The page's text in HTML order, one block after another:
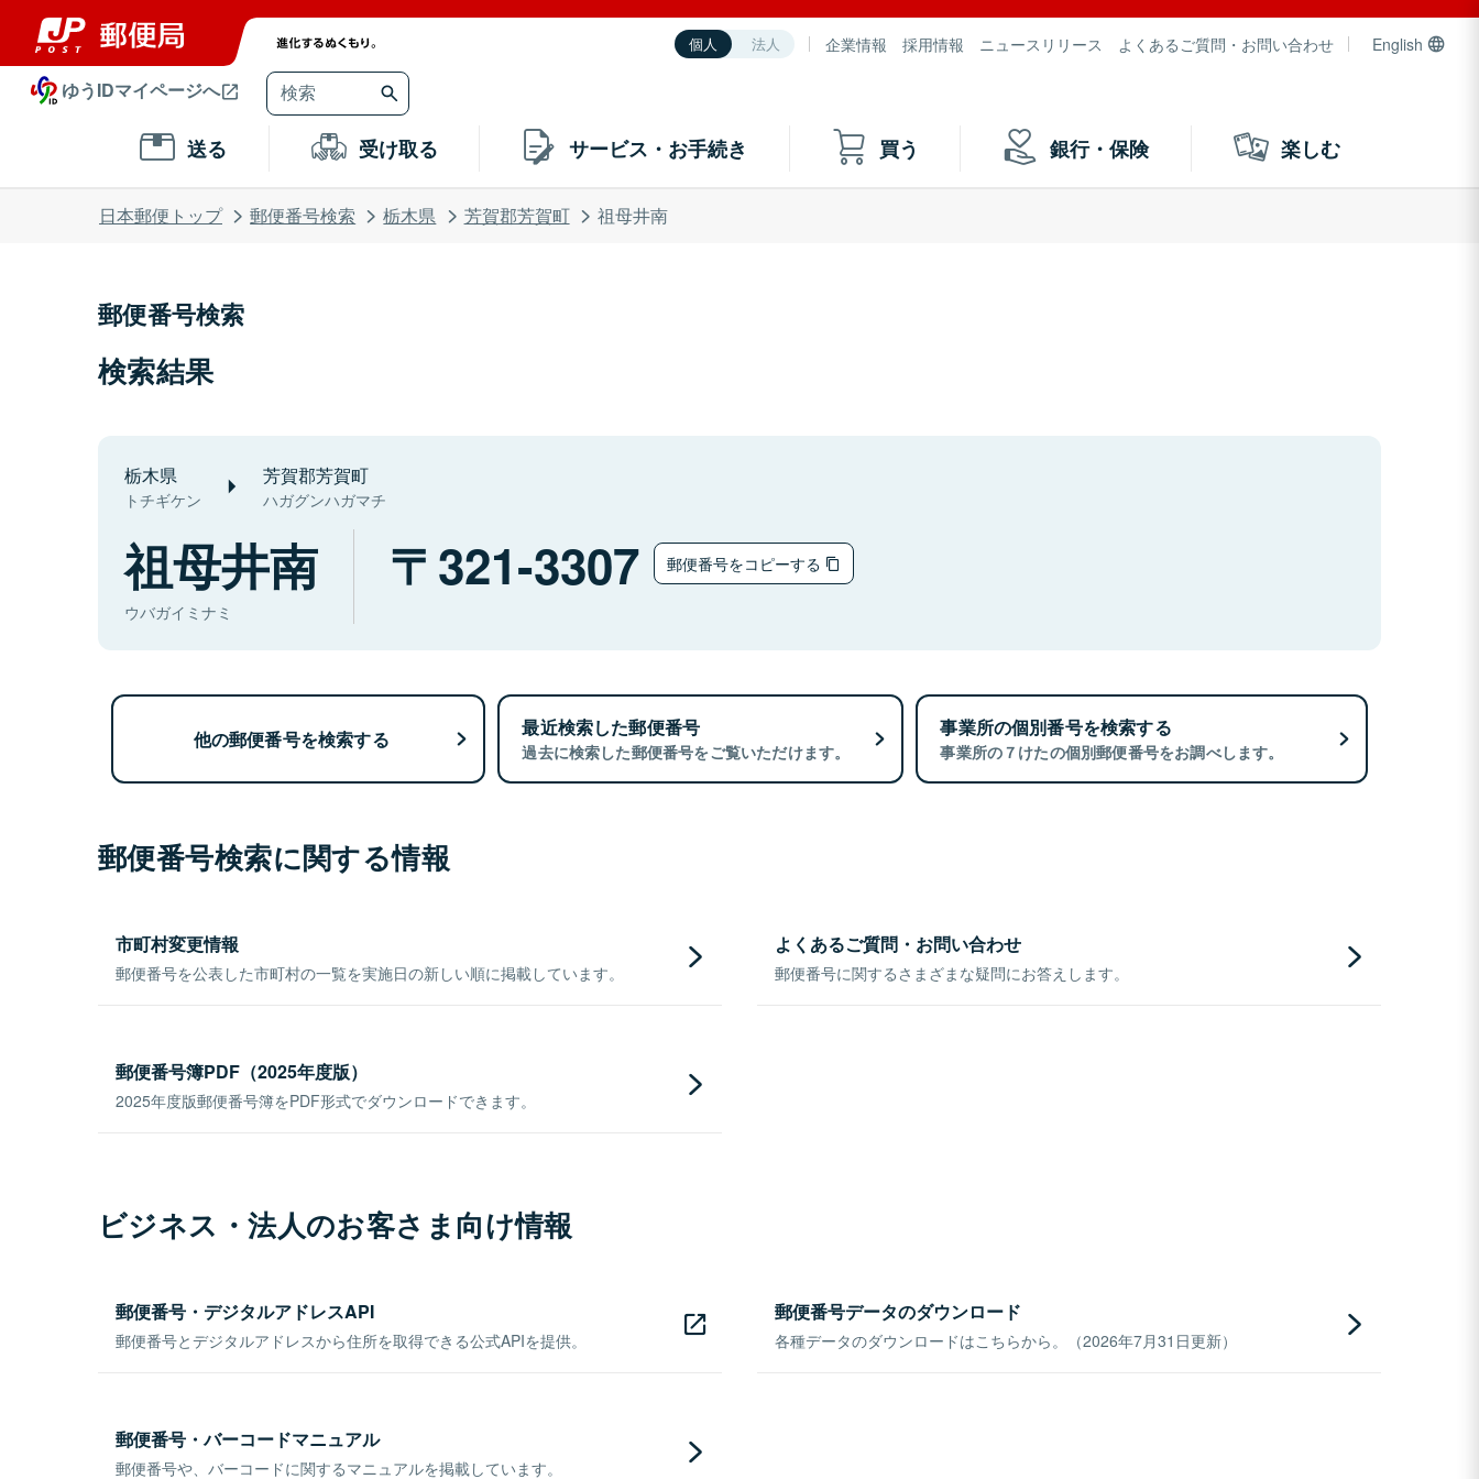
個人 法人 企業情報 採用情報 ニュースリリース よくあるご質問・お問い合わせ English
ゆうIDマイページへ
送る 受け取る サービス・お手続き 買う 銀行・保険 楽しむ
日本郵便トップ 郵便番号検索 栃木県 芳賀郡芳賀町 祖母井南
郵便番号検索
検索結果
栃木県
トチギケン
芳賀郡芳賀町
ハガグンハガマチ
祖母井南
ウバガイミナミ
321-3307 郵便番号をコピーする
他の郵便番号を検索する 最近検索した郵便番号
過去に検索した郵便番号をご覧いただけます。
事業所の個別番号を検索する
事業所の７けたの個別郵便番号をお調べします。
郵便番号検索に関する情報
市町村変更情報
郵便番号を公表した市町村の一覧を実施日の新しい順に掲載しています。
よくあるご質問・お問い合わせ
郵便番号に関するさまざまな疑問にお答えします。
郵便番号簿PDF（2025年度版）
2025年度版郵便番号簿をPDF形式でダウンロードできます。
ビジネス・法人のお客さま向け情報
郵便番号・デジタルアドレスAPI
郵便番号とデジタルアドレスから住所を取得できる公式APIを提供。
郵便番号データのダウンロード
各種データのダウンロードはこちらから。（2026年7月31日更新）
郵便番号・バーコードマニュアル
郵便番号や、バーコードに関するマニュアルを掲載しています。